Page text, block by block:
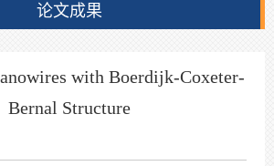
论文成果
with Boerdijk-Coxeter-
Bernal Structure